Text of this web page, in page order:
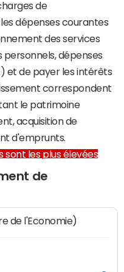
de
dépenses courantes
des services
dépenses
et de payer les intérêts
correspondent
le patrimoine
acquisition de
d'emprunts.
sont les plus élevées
de
de l'Economie)